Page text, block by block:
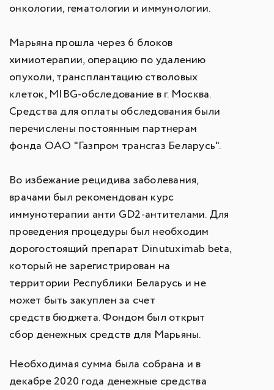
онкологии, гематологии и иммунологии.
Марьяна прошла через 6 блоков
химиотерапии, операцию по удалению
опухоли, трансплантацию стволовых
клеток, MIBG-обследование в г. Москва.
Средства для оплаты обследования были
перечислены постоянным партнерам
фонда ОАО "Газпром трансгаз Беларусь".
Во избежание рецидива заболевания,
врачами был рекомендован курс
иммунотерапии анти GD2-антителами. Для
проведения процедуры был необходим
дорогостоящий препарат Dinutuximab beta,
который не зарегистрирован на
территории Республики Беларусь и не
может быть закуплен за счет
средств бюджета. Фондом был открыт
сбор денежных средств для Марьяны.
Необходимая сумма была собрана и в
декабре 2020 года денежные средства